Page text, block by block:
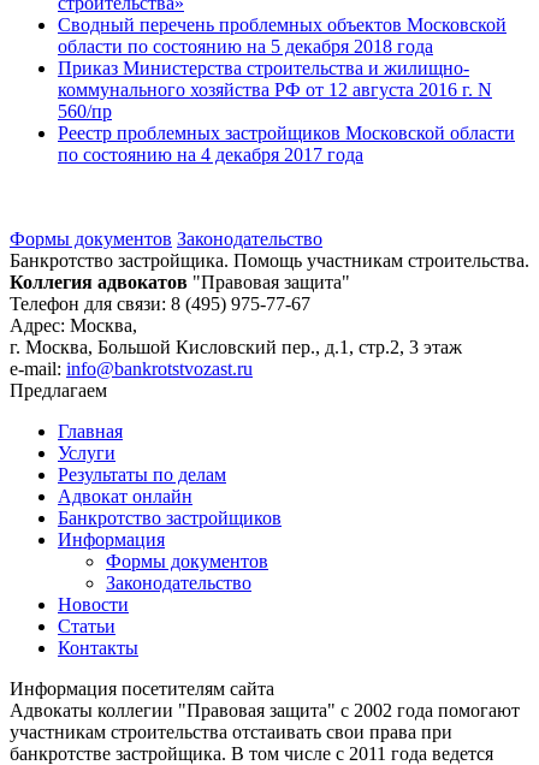
Сводный перечень проблемных объектов Московской
области по состоянию на 5 декабря 2018 года
Приказ Министерства строительства и жилищно-
коммунального хозяйства РФ от 12 августа 2016 г. N
560/пр
Реестр проблемных застройщиков Московской области
по состоянию на 4 декабря 2017 года
Формы документов Законодательство
Банкротство застройщика. Помощь участникам строительства.
Коллегия адвокатов "Правовая защита"
Телефон для связи: 8 (495) 975-77-67
Адрес: Москва,
г. Москва, Большой Кисловский пер., д.1, стр.2, 3 этаж
e-mail: info@bankrotstvozast.ru
Предлагаем
Главная
Услуги
Результаты по делам
Адвокат онлайн
Банкротство застройщиков
Информация
Формы документов
Законодательство
Новости
Статьи
Контакты
Информация посетителям сайта
Адвокаты коллегии "Правовая защита" с 2002 года помогают
участникам строительства отстаивать свои права при
банкротстве застройщика. В том числе с 2011 года ведется